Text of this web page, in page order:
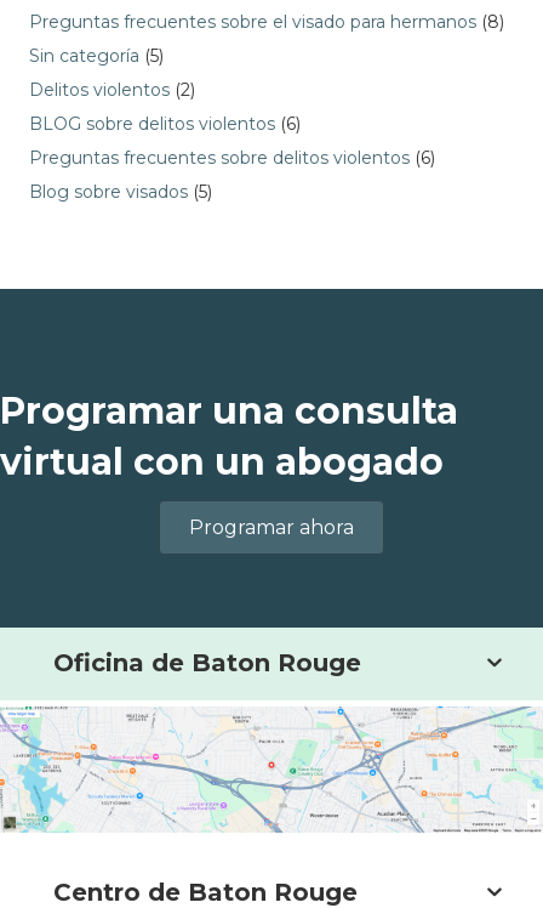
Preguntas frecuentes sobre el visado para hermanos (8)
Sin categoría (5)
Delitos violentos (2)
BLOG sobre delitos violentos (6)
Preguntas frecuentes sobre delitos violentos (6)
Blog sobre visados (5)
Programar una consulta
virtual con un abogado
Programar ahora
Oficina de Baton Rouge
Centro de Baton Rouge